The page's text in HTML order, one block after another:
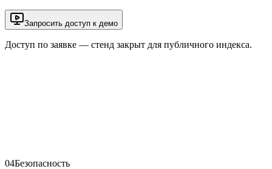
Запросить доступ к демо
Доступ по заявке — стенд закрыт для публичного индекса.
04Безопасность